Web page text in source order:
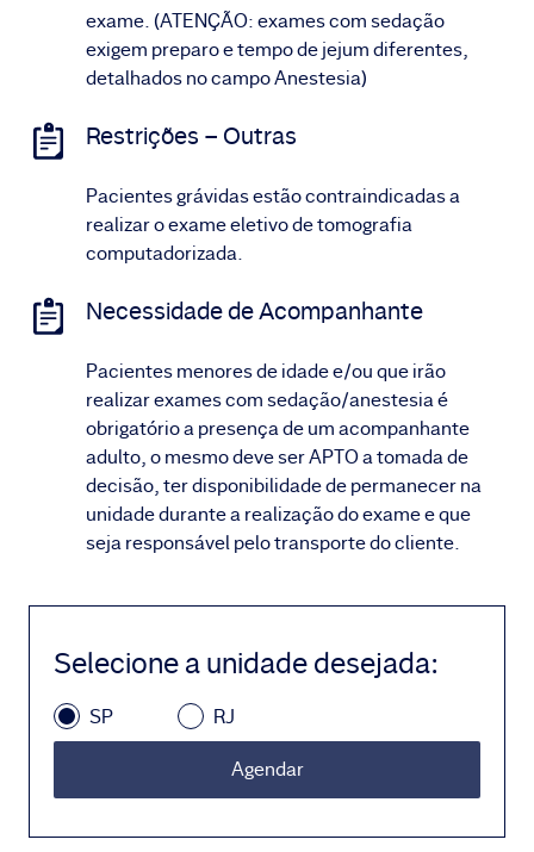
exame. (ATENÇÃO: exames com sedação
exigem preparo e tempo de jejum diferentes,
detalhados no campo Anestesia)
Restrições – Outras
Pacientes grávidas estão contraindicadas a
realizar o exame eletivo de tomografia
computadorizada.
Necessidade de Acompanhante
Pacientes menores de idade e/ou que irão
realizar exames com sedação/anestesia é
obrigatório a presença de um acompanhante
adulto, o mesmo deve ser APTO a tomada de
decisão, ter disponibilidade de permanecer na
unidade durante a realização do exame e que
seja responsável pelo transporte do cliente.
Selecione a unidade desejada:
SP RJ
Agendar